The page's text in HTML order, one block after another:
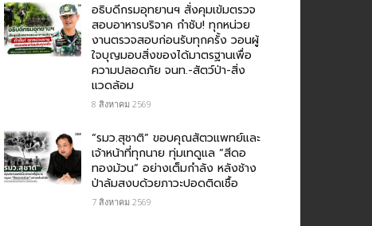
อธิบดีกรมอุทยานฯ สั่งคุมเข้มตรวจ
สอบอาหารบริจาค​ กำชับ! ทุกหน่วย
งานตรวจสอบก่อนรับทุกครั้ง วอนผู้
ใจบุญมอบสิ่งของได้มาตรฐานเพื่อ
ความปลอดภัย​ จนท.-สัตว์ป่า-สิ่ง
แวดล้อม
8 สิงหาคม 2569
“รมว.สุชาติ” ขอบคุณสัตวแพทย์และ
เจ้าหน้าที่ทุกนาย ทุ่มเทดูแล “สีดอ
ทองม้วน” อย่างเต็มกำลัง หลังช้าง
ป่าล้มสงบด้วยภาวะปอดติดเชื้อ
7 สิงหาคม 2569